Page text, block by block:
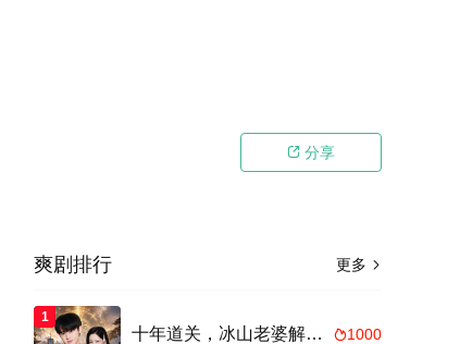
 分享
更多 
爽剧排行
1
1000
十年道关，冰山老婆解我生死劫